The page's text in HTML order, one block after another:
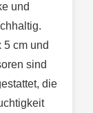
und
5 cm und
sind
die